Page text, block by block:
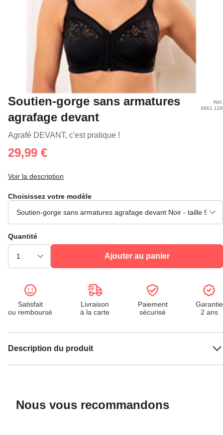
Soutien-gorge sans armatures
agrafage devant
Agrafé DEVANT, c'est pratique !
Réf.
4861.126
29,99 €
Voir la description
Choisissez votre modèle
Quantité
Ajouter au panier
Satisfait
ou remboursé
Livraison
à la carte
Paiement
sécurisé
Garantie
2 ans
Description du produit
Nous vous recommandons